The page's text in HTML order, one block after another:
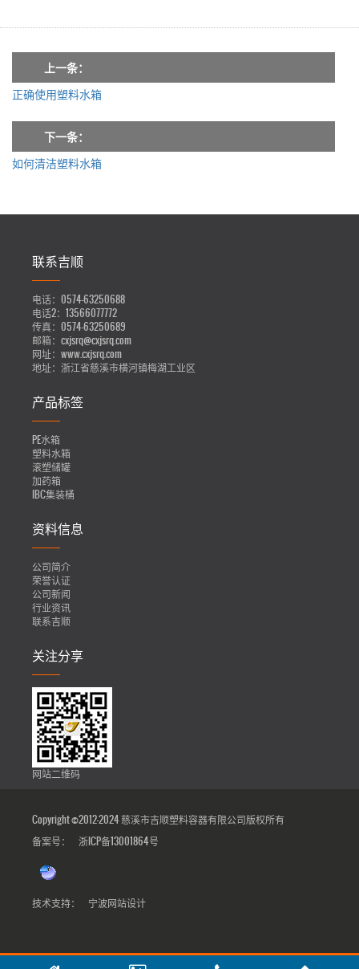
上一条：
正确使用塑料水箱
下一条：
如何清洁塑料水箱
联系吉顺
电话： 0574-63250688
电话2： 13566077772
传真： 0574-63250689
邮箱： cxjsrq@cxjsrq.com
网址： www.cxjsrq.com
地址： 浙江省慈溪市横河镇梅湖工业区
产品标签
PE水箱
塑料水箱
滚塑储罐
加药箱
IBC集装桶
资料信息
公司简介
荣誉认证
公司新闻
行业资讯
联系吉顺
关注分享
网站二维码
Copyright ©2012-2024 慈溪市吉顺塑料容器有限公司版权所有
备案号：
浙ICP备13001864号
技术支持： 宁波网站设计